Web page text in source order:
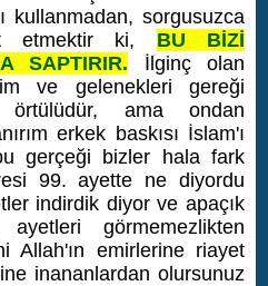
kullanmadan, sorgusuzca
etmektir ki, BU BİZİ
SAPTIRIR. İlginç olan
ve gelenekleri gereği
örtülüdür, ama ondan
erkek baskısı İslam'ı
gerçeği bizler hala fark
99. ayette ne diyordu
indirdik diyor ve apaçık
görmemezlikten
Allah'ın emirlerine riayet
inananlardan olursunuz